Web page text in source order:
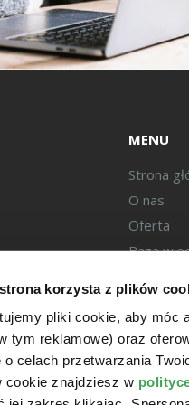
korzysta z plików
pliki cookie, aby móc
tym reklamowe) oraz
o celach przetwarzania
cookie znajdziesz w
MENU
Strona
O nas
Oferta
Baza